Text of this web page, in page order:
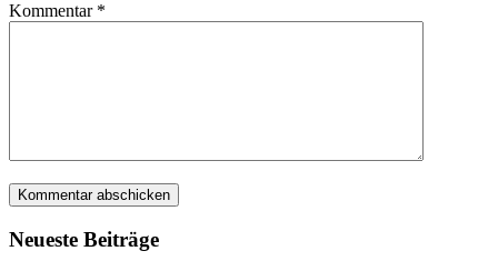
Kommentar *
Neueste Beiträge